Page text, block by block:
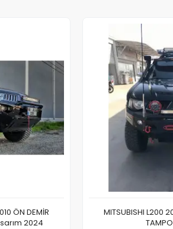
ÖN DEMİR
2024
MITSUBISHI L200